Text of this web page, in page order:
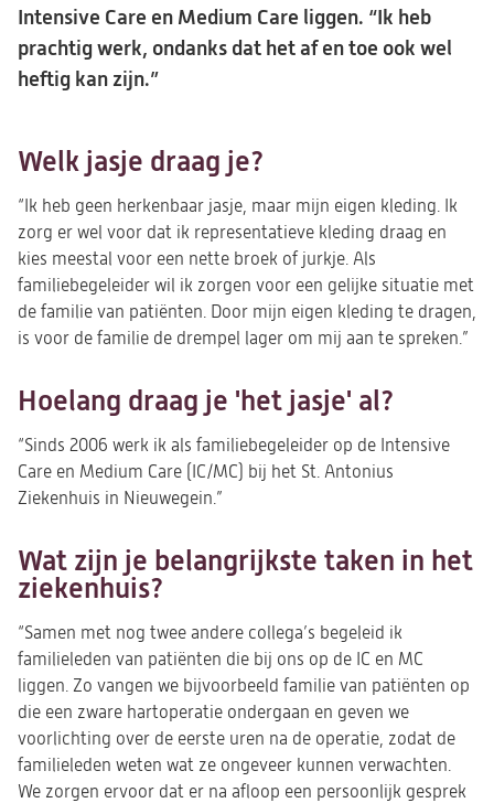
Intensive Care en Medium Care liggen. “Ik heb
prachtig werk, ondanks dat het af en toe ook wel
heftig kan zijn.”
Welk jasje draag je?
“Ik heb geen herkenbaar jasje, maar mijn eigen kleding. Ik
zorg er wel voor dat ik representatieve kleding draag en
kies meestal voor een nette broek of jurkje. Als
familiebegeleider wil ik zorgen voor een gelijke situatie met
de familie van patiënten. Door mijn eigen kleding te dragen,
is voor de familie de drempel lager om mij aan te spreken.”
Hoelang draag je 'het jasje' al?
“Sinds 2006 werk ik als familiebegeleider op de Intensive
Care en Medium Care (IC/MC) bij het St. Antonius
Ziekenhuis in Nieuwegein.”
Wat zijn je belangrijkste taken in het
ziekenhuis?
“Samen met nog twee andere collega’s begeleid ik
familieleden van patiënten die bij ons op de IC en MC
liggen. Zo vangen we bijvoorbeeld familie van patiënten op
die een zware hartoperatie ondergaan en geven we
voorlichting over de eerste uren na de operatie, zodat de
familieleden weten wat ze ongeveer kunnen verwachten.
We zorgen ervoor dat er na afloop een persoonlijk gesprek